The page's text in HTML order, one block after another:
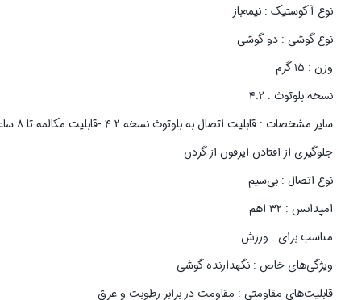
نوع آکوستیک : نیمه‌باز
نوع گوشی : دو گوشی
وزن : ۱۵ گرم
نسخه بلوتوث : ۴.۲
جلوگیری از افتادن ایرفون از گردن
نوع اتصال : بی‌سیم
امپدانس : ۳۲ اهم
مناسب برای : ورزش
ویژگی‌های خاص : نگهدارنده گوشی
قابلیت‌های مقاومتی : مقاومت در برابر رطوبت و عرق